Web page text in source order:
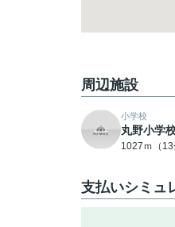
周辺施設
小学校
丸野小学
1027ｍ（13
支払いシミュ